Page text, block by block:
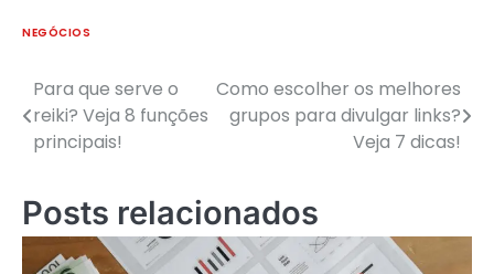
NEGÓCIOS
Navegação
de
Para que serve o
reiki? Veja 8 funções
principais!
Como escolher os melhores
grupos para divulgar links?
Veja 7 dicas!
Posts relacionados